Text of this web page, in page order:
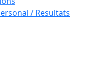
/ Resultats